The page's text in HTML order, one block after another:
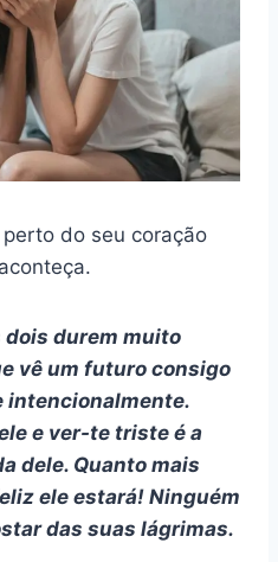
do seu coração
dois durem muito
vê um futuro consigo
intencionalmente.
e ver-te triste é a
dele. Quanto mais
ele estará! Ninguém
das suas lágrimas.